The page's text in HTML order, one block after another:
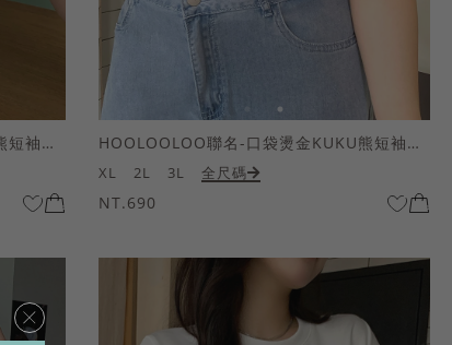
×
HOOLOOLOO聯名-口袋燙金KUKU熊短袖上衣 HOOLOOLOO聯名-口袋燙金KUKU熊短袖上衣
XL 2L 3L 全尺碼
NT.690